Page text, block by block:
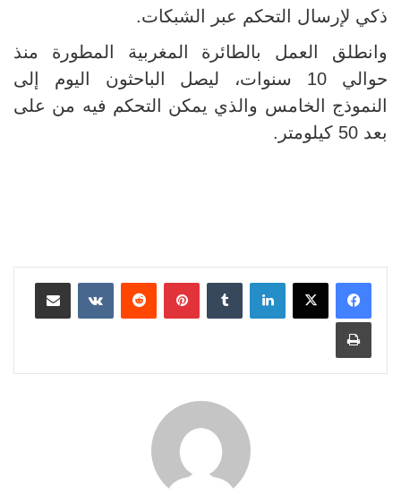
ذكي لإرسال التحكم عبر الشبكات.
وانطلق العمل بالطائرة المغربية المطورة منذ
حوالي 10 سنوات، ليصل الباحثون اليوم إلى
النموذج الخامس والذي يمكن التحكم فيه من على
بعد 50 كيلومتر
.
لينكدإن بينتيريست مشاركة عبر البريد
طباعة